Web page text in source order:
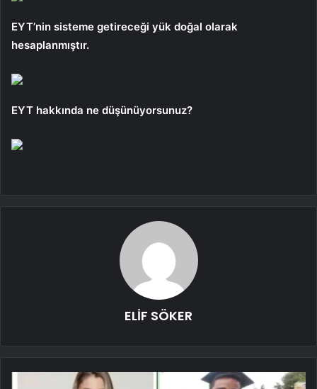
EYT’nin sisteme getireceği yük doğal olarak
hesaplanmıştır.
EYT hakkında ne düşünüyorsunuz?
ELİF SÖKER